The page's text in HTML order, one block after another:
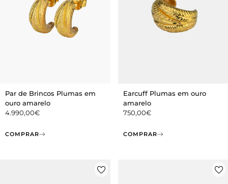
Par de Brincos Plumas em
ouro amarelo
4.990,00€
COMPRAR
Earcuff Plumas em ouro
amarelo
750,00€
COMPRAR